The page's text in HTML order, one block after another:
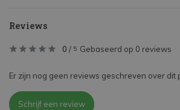
Reviews
0 / 5 Gebaseerd op 0 reviews
Er zijn nog geen reviews geschreven over dit
Schrijf een review